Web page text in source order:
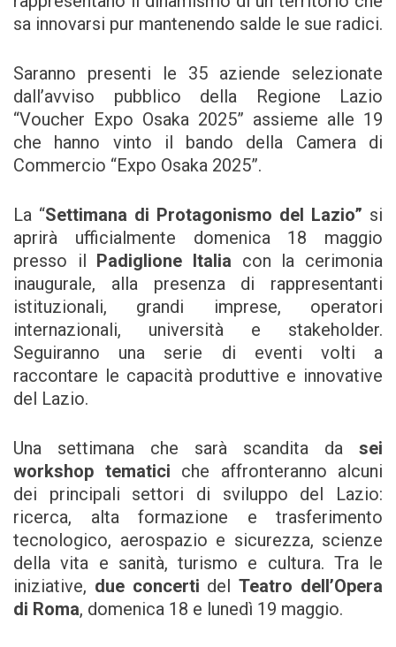
sa innovarsi pur mantenendo salde le sue radici.
Saranno presenti le 35 aziende selezionate
dall’avviso pubblico della Regione Lazio
“Voucher Expo Osaka 2025” assieme alle 19
che hanno vinto il bando della Camera di
Commercio “Expo Osaka 2025”.
La “Settimana di Protagonismo del Lazio” si
aprirà ufficialmente domenica 18 maggio
presso il Padiglione Italia con la cerimonia
inaugurale, alla presenza di rappresentanti
istituzionali, grandi imprese, operatori
internazionali, università e stakeholder.
Seguiranno una serie di eventi volti a
raccontare le capacità produttive e innovative
del Lazio.
Una settimana che sarà scandita da sei
workshop tematici che affronteranno alcuni
dei principali settori di sviluppo del Lazio:
ricerca, alta formazione e trasferimento
tecnologico, aerospazio e sicurezza, scienze
della vita e sanità, turismo e cultura. Tra le
iniziative, due concerti delTeatro dell’Opera
di Roma, domenica 18 e lunedì 19 maggio.